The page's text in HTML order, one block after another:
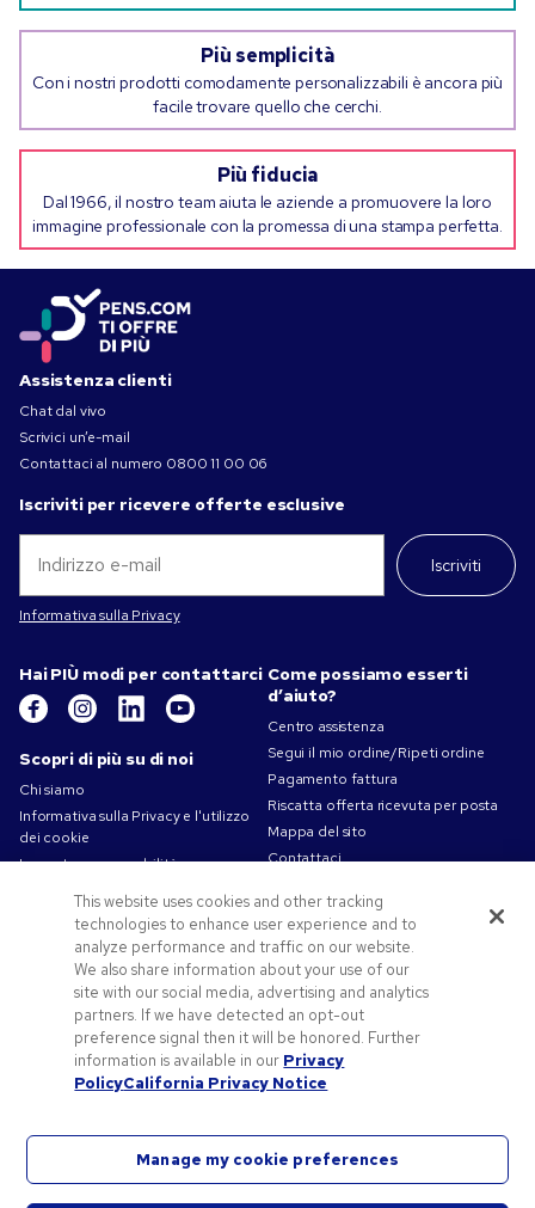
Più semplicità
Con i nostri prodotti comodamente personalizzabili è ancora più
facile trovare quello che cerchi.
Più fiducia
Dal 1966, il nostro team aiuta le aziende a promuovere la loro
immagine professionale con la promessa di una stampa perfetta.
Assistenza clienti
Chat dal vivo
Scrivici un’e-mail
Contattaci al numero 0800 11 00 06
Iscriviti per ricevere offerte esclusive
Iscriviti
Informativa sulla Privacy
Hai PIÙ modi per contattarci
Scopri di più su di noi
Chi siamo
Informativa sulla Privacy e l'utilizzo
dei cookie
La nostra responsabilità
Termini d'uso
Condizioni di vendita
Lavorare in Pens.com
Offerte e risorse
Gadget personalizzati
Codici promozionali e coupon
Spunti Grafici Personalizzazione
Come possiamo esserti
d’aiuto?
Centro assistenza
Segui il mio ordine/Ripeti ordine
Pagamento fattura
Riscatta offerta ricevuta per posta
Mappa del sito
Contattaci
This website uses cookies and other tracking
technologies to enhance user experience and to
analyze performance and traffic on our website.
We also share information about your use of our
site with our social media, advertising and analytics
partners. If we have detected an opt-out
preference signal then it will be honored. Further
information is available in our Privacy
PolicyCalifornia Privacy Notice
Manage my cookie preferences